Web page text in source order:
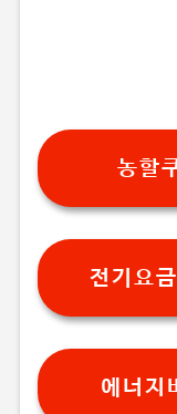
농할
전기요
에너지